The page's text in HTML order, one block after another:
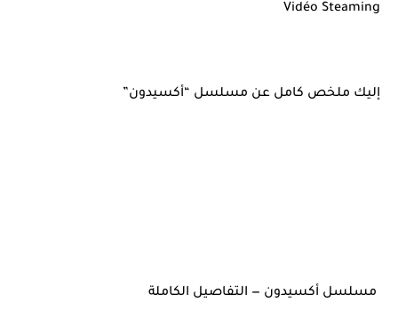
Vidéo Steaming
إليك ملخص كامل عن مسلسل “أكسيدون”
مسلسل أكسيدون — التفاصيل الكاملة